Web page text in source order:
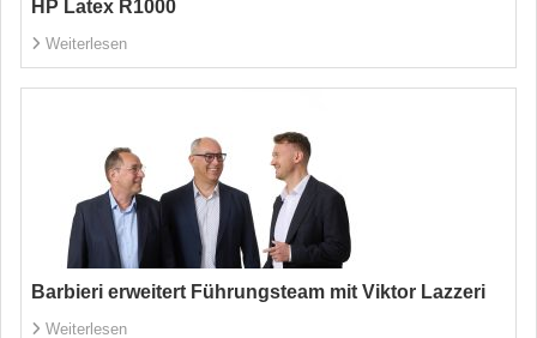
HP Latex R1000
Weiterlesen
Barbieri erweitert Führungsteam mit Viktor Lazzeri
Weiterlesen